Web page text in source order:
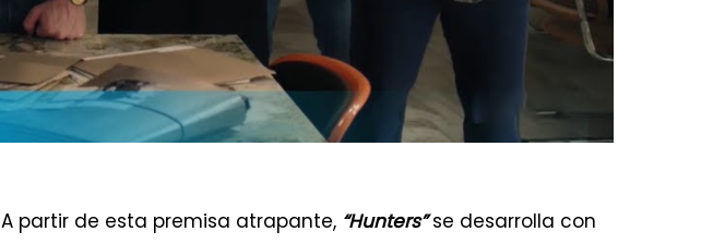
A partir de esta premisa atrapante, “Hunters”se desarrolla con